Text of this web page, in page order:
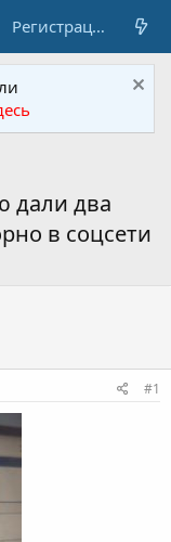
Регистрация
дали два
в соцсети
#1